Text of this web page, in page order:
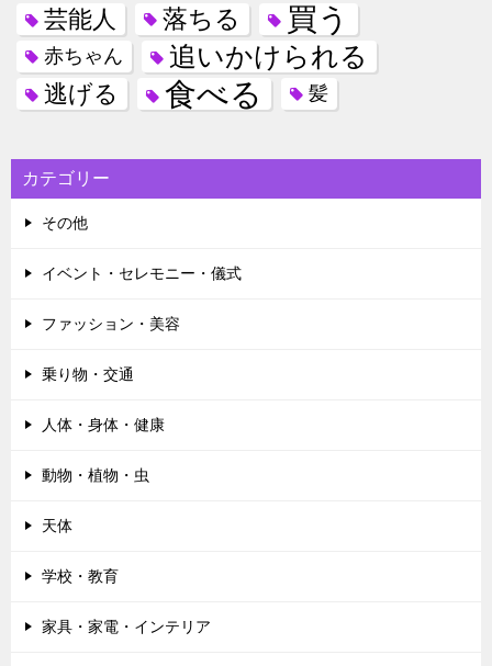
芸能人 落ちる 買う
赤ちゃん 追いかけられる
逃げる 食べる 髪
カテゴリー
その他
イベント・セレモニー・儀式
ファッション・美容
乗り物・交通
人体・身体・健康
動物・植物・虫
天体
学校・教育
家具・家電・インテリア